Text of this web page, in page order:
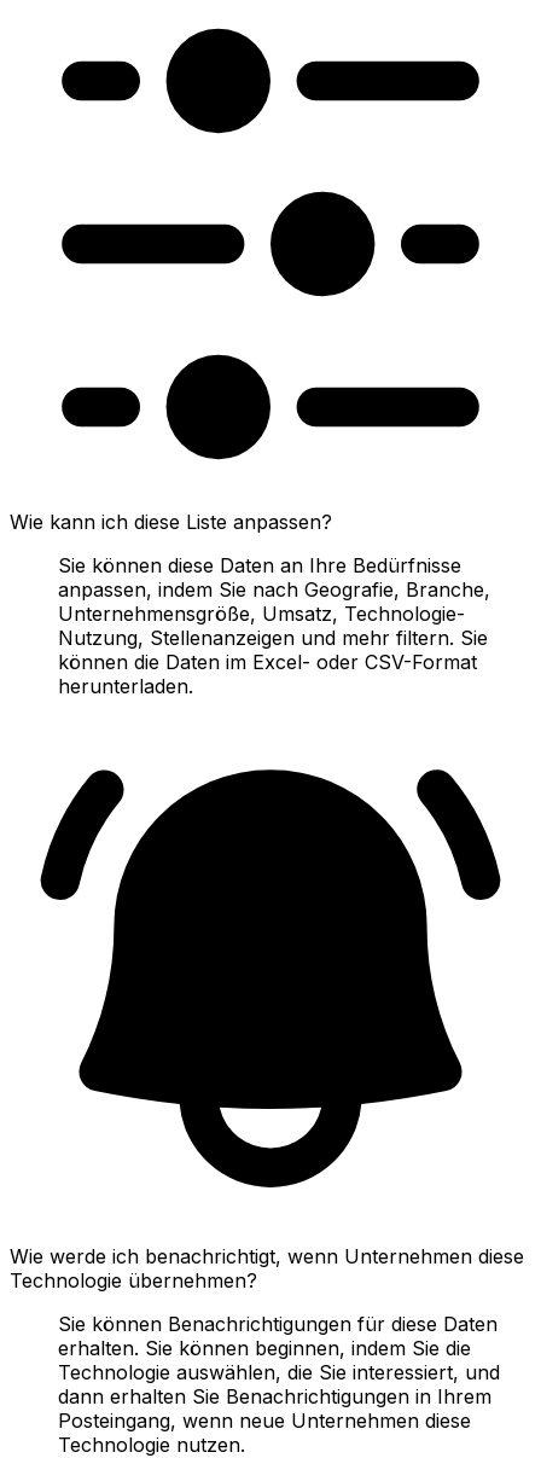
Wie kann ich diese Liste anpassen?
Sie können diese Daten an Ihre Bedürfnisse
anpassen, indem Sie nach Geografie, Branche,
Unternehmensgröße, Umsatz, Technologie-
Nutzung, Stellenanzeigen und mehr filtern. Sie
können die Daten im Excel- oder CSV-Format
herunterladen.
Wie werde ich benachrichtigt, wenn Unternehmen diese
Technologie übernehmen?
Sie können Benachrichtigungen für diese Daten
erhalten. Sie können beginnen, indem Sie die
Technologie auswählen, die Sie interessiert, und
dann erhalten Sie Benachrichtigungen in Ihrem
Posteingang, wenn neue Unternehmen diese
Technologie nutzen.